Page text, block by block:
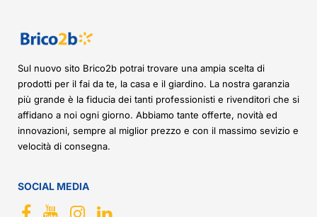
Sul nuovo sito Brico2b potrai trovare una ampia scelta di
prodotti per il fai da te, la casa e il giardino. La nostra garanzia
più grande è la fiducia dei tanti professionisti e rivenditori che si
affidano a noi ogni giorno. Abbiamo tante offerte, novità ed
innovazioni, sempre al miglior prezzo e con il massimo sevizio e
velocità di consegna.
SOCIAL MEDIA